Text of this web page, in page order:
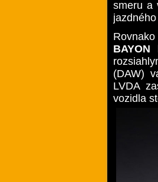
smeru a
BAYON
(DAW)
LVDA
vozidla